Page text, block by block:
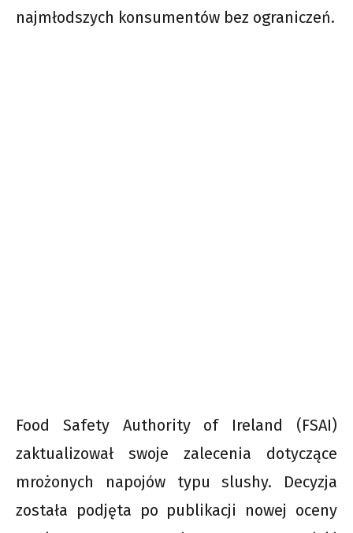
najmłodszych konsumentów bez ograniczeń.
Food Safety Authority of Ireland (FSAI)
zaktualizował swoje zalecenia dotyczące
mrożonych napojów typu slushy. Decyzja
została podjęta po publikacji nowej oceny